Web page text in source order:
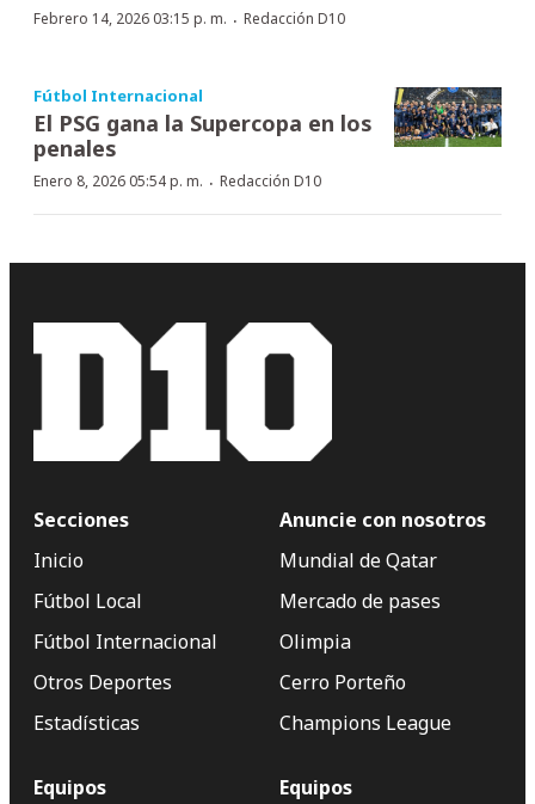
Febrero 14, 2026 03:15 p. m. · Redacción D10
Fútbol Internacional
El PSG gana la Supercopa en los
penales
Enero 8, 2026 05:54 p. m. · Redacción D10
Secciones
Inicio
Fútbol Local
Fútbol Internacional
Otros Deportes
Estadísticas
Anuncie con nosotros
Mundial de Qatar
Mercado de pases
Olimpia
Cerro Porteño
Champions League
Equipos
Equipos